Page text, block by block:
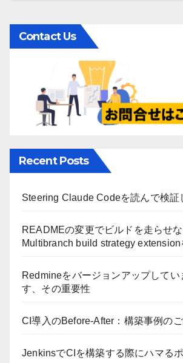
Contact Us
Recent Posts
Steering Claude Codeを読んで検証
READMEの変更でビルドを走らせ
Multibranch build strategy extension
Redmineをバージョンアップしてい
す、その重要性
CI導入のBefore-After：構築事例の
JenkinsでCIを構築する際にハマる